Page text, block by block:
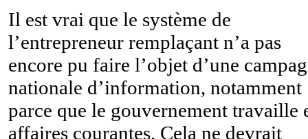
Il est vrai que le système de
l’entrepreneur remplaçant n’a pas
encore pu faire l’objet d’une
nationale d’information, notamment
parce que le gouvernement travaille
affaires courantes. Cela ne devrait